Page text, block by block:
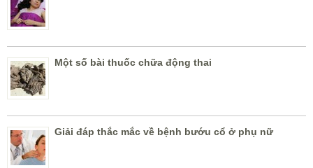
Một số bài thuốc chữa động thai
Giải đáp thắc mắc về bệnh bướu cổ ở phụ nữ